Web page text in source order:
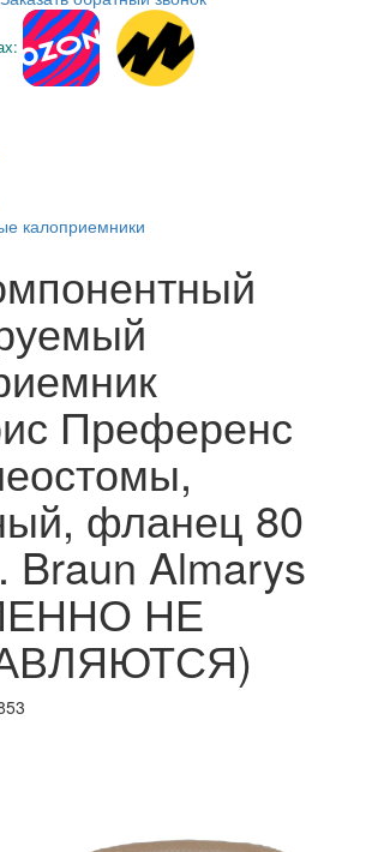
калоприемники
Преференс
фланец 80
Braun Almarys
НЕ